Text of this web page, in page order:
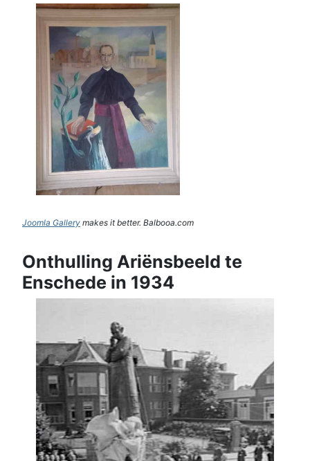
Joomla Gallery makes it better. Balbooa.com
Onthulling Ariënsbeeld te
Enschede in 1934